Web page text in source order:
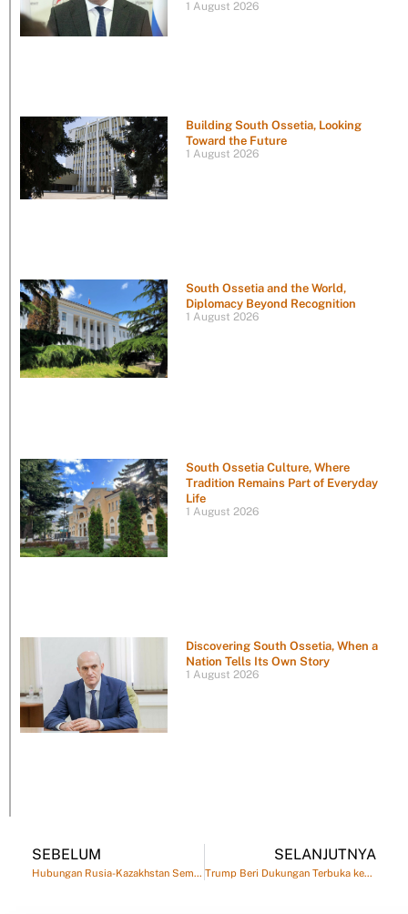
1 August 2026
Building South Ossetia, Looking
Toward the Future
1 August 2026
South Ossetia and the World,
Diplomacy Beyond Recognition
1 August 2026
South Ossetia Culture, Where
Tradition Remains Part of Everyday
Life
1 August 2026
Discovering South Ossetia, When a
Nation Tells Its Own Story
1 August 2026
SEBELUM
Hubungan Rusia-Kazakhstan Semakin Erat
SELANJUTNYA
Trump Beri Dukungan Terbuka kepada Pashinyan